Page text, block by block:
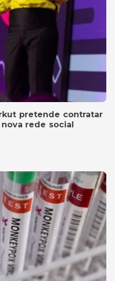
pretende contratar
rede social